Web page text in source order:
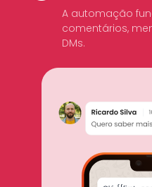
A automação
comentários,
DMs.